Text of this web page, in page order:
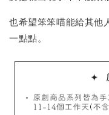
NT$ 69
NT$ 98
-
也希望笨笨喵能給其他
一點點。